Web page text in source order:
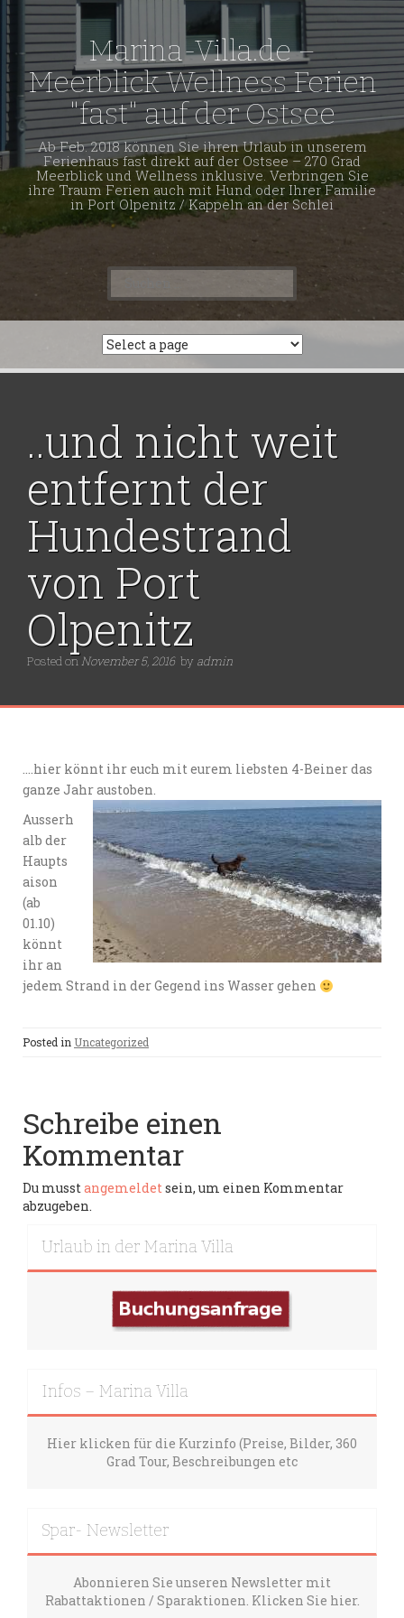
Marina-Villa.de –
Meerblick Wellness Ferien
"fast" auf der Ostsee
Ab Feb. 2018 können Sie ihren Urlaub in unserem
Ferienhaus fast direkt auf der Ostsee – 270 Grad
Meerblick und Wellness inklusive. Verbringen Sie
ihre Traum Ferien auch mit Hund oder Ihrer Familie
in Port Olpenitz / Kappeln an der Schlei
Suchen
..und nicht weit
entfernt der
Hundestrand
von Port
Olpenitz
Posted onNovember 5, 2016 by admin
….hier könnt ihr euch mit eurem liebsten 4-Beiner das
ganze Jahr austoben.
Ausserh
alb der
Haupts
aison
(ab
01.10)
könnt
ihr an
jedem Strand in der Gegend ins Wasser gehen
Posted in Uncategorized
Schreibe einen
Kommentar
Du musstangemeldetsein, um einen Kommentar
abzugeben.
Urlaub in der Marina Villa
Infos – Marina Villa
Hier klicken für die Kurzinfo (Preise, Bilder, 360
Grad Tour, Beschreibungen etc
Spar- Newsletter
Abonnieren Sie unseren Newsletter mit
Rabattaktionen / Sparaktionen. Klicken Sie hier.